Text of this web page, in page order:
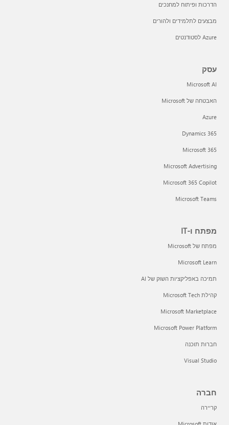
הדרכות ופיתוח למחנכים
מבצעים לתלמידים ולהורים
Azure לסטודנטים
עסק
Microsoft AI
האבטחה של Microsoft
Azure
Dynamics 365
Microsoft 365
Microsoft Advertising
Microsoft 365 Copilot
Microsoft Teams
מפתח ו-IT
מפתח של Microsoft
Microsoft Learn
תמיכה באפליקציות השוק של AI
קהילת Microsoft Tech
Microsoft Marketplace
Microsoft Power Platform
חברות תוכנה
Visual Studio
חברה
קריירה